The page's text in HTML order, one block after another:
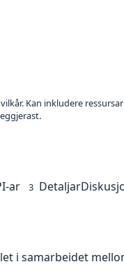
Kan inkludere
ar 3 Detaljar
i samarbeidet